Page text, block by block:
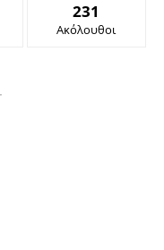
231
Ακόλουθοι